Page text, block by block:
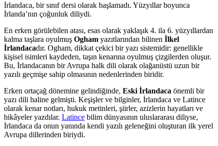
İrlandaca, bir sınıf dersi olarak başlamadı. Yüzyıllar boyunca
İrlanda’nın çoğunluk diliydi.
En erken görülebilen atası, esas olarak yaklaşık 4. ila 6. yüzyıllardan
kalma taşlara oyulmuş Ogham yazıtlarından bilinen İlkel
İrlandacadır. Ogham, dikkat çekici bir yazı sistemidir: genellikle
kişisel isimleri kaydeden, taşın kenarına oyulmuş çizgilerden oluşur.
Bu, İrlandacanın bir Avrupa halk dili olarak olağanüstü uzun bir
yazılı geçmişe sahip olmasının nedenlerinden biridir.
Erken ortaçağ dönemine gelindiğinde, Eski İrlandaca önemli bir
yazı dili haline gelmişti. Keşişler ve bilginler, İrlandaca ve Latince
olarak kenar notları, hukuk metinleri, şiirler, azizlerin hayatları ve
hikâyeler yazdılar. Latince bilim dünyasının uluslararası diliyse,
İrlandaca da onun yanında kendi yazılı geleneğini oluşturan ilk yerel
Avrupa dillerinden biriydi.